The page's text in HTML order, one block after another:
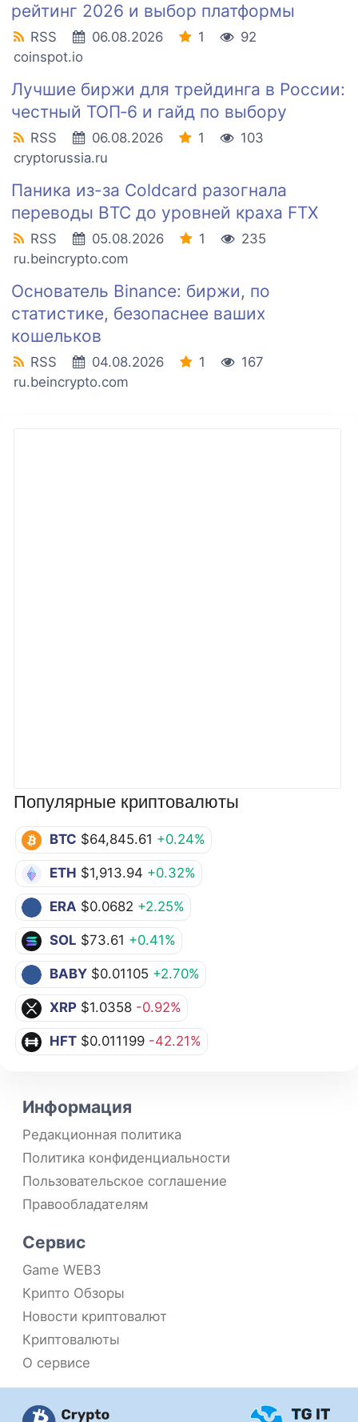
Популярные криптовалюты
BTC $64,845.61 +0.24%
ETH $1,913.94 +0.32%
ERA $0.0682 +2.25%
SOL $73.61 +0.41%
BABY $0.01105 +2.70%
XRP $1.0358 -0.92%
HFT $0.011199 -42.21%
рейтинг 2026 и выбор платформы
RSS 06.08.2026 1
92
coinspot.io
Лучшие биржи для трейдинга в России:
честный ТОП‑6 и гайд по выбору
RSS 06.08.2026 1
103
cryptorussia.ru
Паника из-за Coldcard разогнала
переводы BTC до уровней краха FTX
RSS 05.08.2026 1
235
ru.beincrypto.com
Основатель Binance: биржи, по
статистике, безопаснее ваших
кошельков
RSS 04.08.2026 1
167
ru.beincrypto.com
Информация
Редакционная политика
Политика конфиденциальности
Пользовательское соглашение
Правообладателям
Сервис
Game WEB3
Крипто Обзоры
Новости криптовалют
Криптовалюты
О сервисе